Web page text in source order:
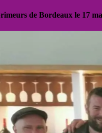
de Bordeaux le 17